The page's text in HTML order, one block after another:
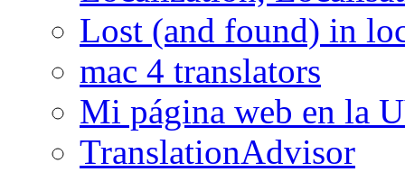
Lost (and found) in
mac 4 translators
Mi página web en la
TranslationAdvisor